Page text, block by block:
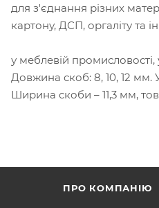
для з'єднання різних
картону, ДСП, оргаліту та
у меблевій промисловості,
Довжина скоб: 8, 10, 12 мм.
Ширина скоби – 11,3 мм,
ПРО КОМПАНІЮ